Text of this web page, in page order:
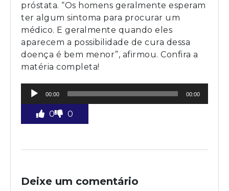
próstata. “Os homens geralmente esperam
ter algum sintoma para procurar um
médico. E geralmente quando eles
aparecem a possibilidade de cura dessa
doença é bem menor”, afirmou. Confira a
matéria completa!
Tocador
áudio
00:00 00:00
0 0
Deixe um comentário